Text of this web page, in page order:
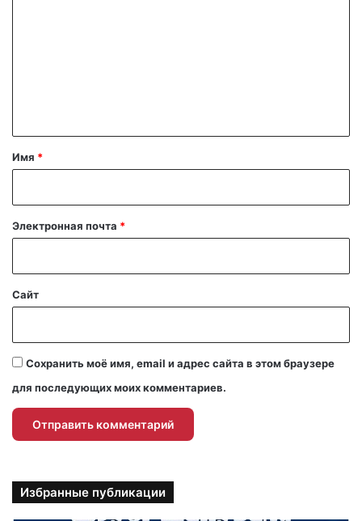
а
й
Имя *
Электронная почта *
Сайт
Сохранить моё имя, email и адрес сайта в этом браузере
для последующих моих комментариев.
Избранные публикации